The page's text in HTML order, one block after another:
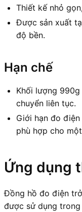
Thiết kế nhỏ
Được sản xuất
độ bền.
Hạn chế
Khối lượng
chuyển liên tục.
Giới hạn đo
phù hợp cho
Ứng dụng
Đồng hồ đo điện trở
được sử dụng